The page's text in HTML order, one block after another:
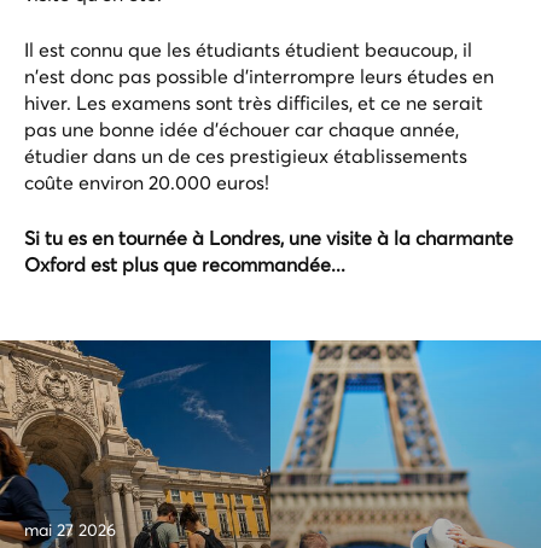
Il est connu que les étudiants étudient beaucoup, il
n'est donc pas possible d'interrompre leurs études en
hiver. Les examens sont très difficiles, et ce ne serait
pas une bonne idée d'échouer car chaque année,
étudier dans un de ces prestigieux établissements
coûte environ 20.000 euros!
Si tu es en tournée à Londres, une visite à la charmante
Oxford est plus que recommandée...
mai 27 2026